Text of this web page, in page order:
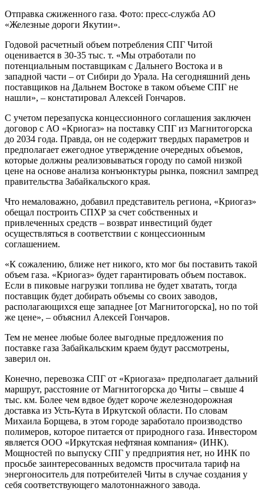
Отправка сжиженного газа. Фото: пресс-служба АО
«Железные дороги Якутии».
Годовой расчетный объем потребления СПГ Читой
оценивается в 30-35 тыс. т. «Мы отработали по
потенциальным поставщикам с Дальнего Востока и в
западной части – от Сибири до Урала. На сегодняшний день
поставщиков на Дальнем Востоке в таком объеме СПГ не
нашли», – констатировал Алексей Гончаров.
С учетом перезапуска концессионного соглашения заключен
договор с АО «Криогаз» на поставку СПГ из Магнитогорска
до 2034 года. Правда, он не содержит твердых параметров и
предполагает ежегодное утверждение очередных объемов,
которые должны реализовываться городу по самой низкой
цене на основе анализа конъюнктуры рынка, пояснил зампред
правительства Забайкальского края.
Что немаловажно, добавил представитель региона, «Криогаз»
обещал построить СПХР за счет собственных и
привлеченных средств – возврат инвестиций будет
осуществляться в соответствии с концессионным
соглашением.
«К сожалению, ближе нет никого, кто мог бы поставить такой
объем газа. «Криогаз» будет гарантировать объем поставок.
Если в пиковые нагрузки топлива не будет хватать, тогда
поставщик будет добирать объемы со своих заводов,
располагающихся еще западнее [от Магнитогорска], но по той
же цене», – объяснил Алексей Гончаров.
Тем не менее любые более выгодные предложения по
поставке газа Забайкальским краем будут рассмотрены,
заверил он.
Конечно, перевозка СПГ от «Криогаза» предполагает дальний
маршрут, расстояние от Магнитогорска до Читы – свыше 4
тыс. км. Более чем вдвое будет короче железнодорожная
доставка из Усть-Кута в Иркутской области. По словам
Михаила Борщева, в этом городе заработало производство
полимеров, которое питается от природного газа. Инвестором
является ООО «Иркутская нефтяная компания» (ИНК).
Мощностей по выпуску СПГ у предприятия нет, но ИНК по
просьбе заинтересованных ведомств просчитала тариф на
энергоноситель для потребителей Читы в случае создания у
себя соответствующего малотоннажного завода.